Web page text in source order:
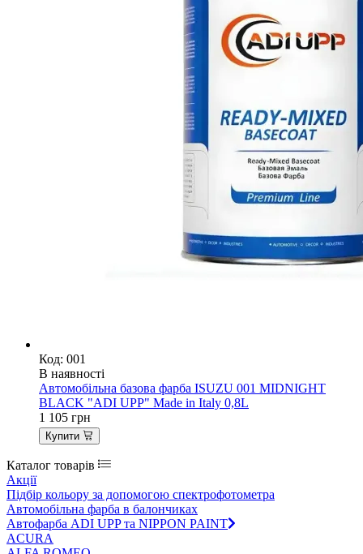
Код: 001
В наявності
Автомобільна базова фарба ISUZU 001 MIDNIGHT
BLACK "ADI UPP" Made in Italy 0,8L
1 105 грн
Купити
Каталог товарів
Акції
Підбір кольору за допомогою спектрофотометра
Автомобільна фарба в балончиках
Автофарба ADI UPP та NIPPON PAINT
ACURA